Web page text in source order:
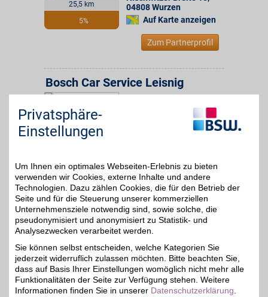
25,5 km
5%
04808Wurzen
Auf Karte anzeigen
Zum Partnerprofil
42,8 km
Bosch Car Service Leisnig
Auf Karte anzeigen
47,9 km
5%
Bosch Car Service Torgau
Eilenburger Str. 79c
04860
Torgau
Auf Karte anzeigen
Zum Partnerprofil
Bosch Car Service Maluck GmbH
Privatsphäre-
Einstellungen
Um Ihnen ein optimales Webseiten-Erlebnis zu bieten
verwenden wir Cookies, externe Inhalte und andere
Technologien. Dazu zählen Cookies, die für den Betrieb der
Seite und für die Steuerung unserer kommerziellen
Unternehmensziele notwendig sind, sowie solche, die
pseudonymisiert und anonymisiert zu Statistik- und
Analysezwecken verarbeitet werden.
Sie können selbst entscheiden, welche Kategorien Sie
jederzeit widerruflich zulassen möchten. Bitte beachten Sie,
dass auf Basis Ihrer Einstellungen womöglich nicht mehr alle
Funktionalitäten der Seite zur Verfügung stehen. Weitere
Informationen finden Sie in unserer Datenschutzerklärung